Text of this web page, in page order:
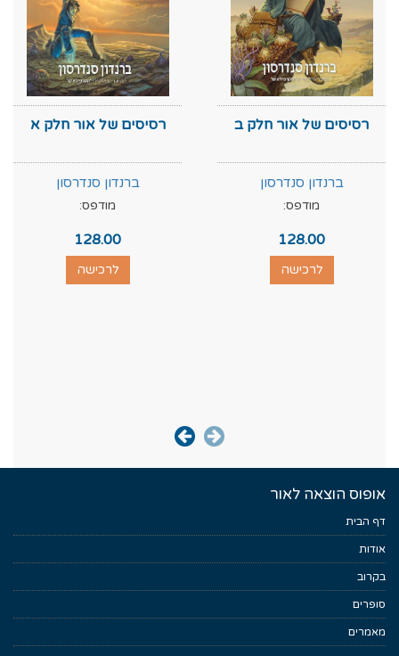
רסיסים של אור חלק ב
ברנדון סנדרסון
מודפס:
128.00
לרכישה
רסיסים של אור חלק א
ברנדון סנדרסון
מודפס:
128.00
לרכישה
אופוס הוצאה לאור
דף הבית
אודות
בקרוב
סופרים
מאמרים